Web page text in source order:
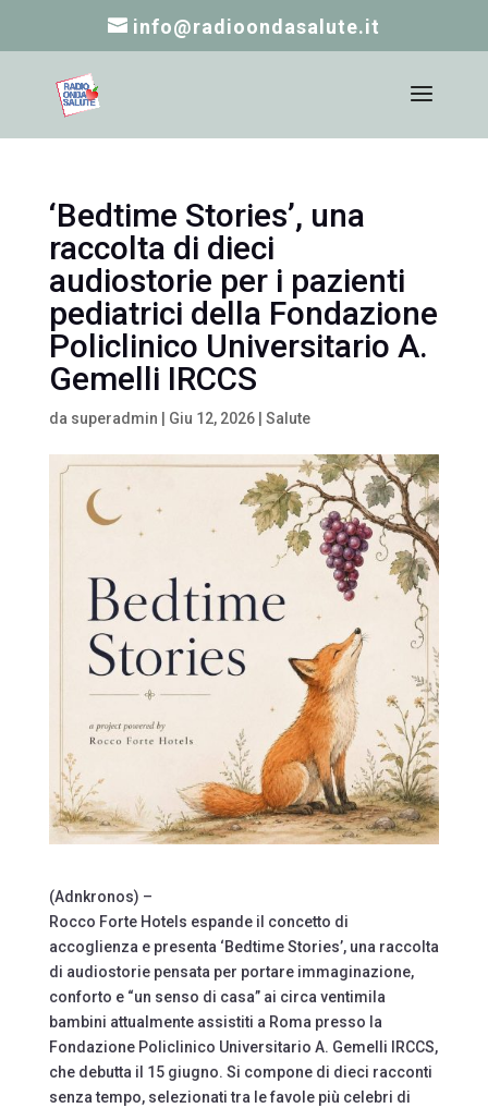
info@radioondasalute.it
‘Bedtime Stories’, una
raccolta di dieci
audiostorie per i pazienti
pediatrici della Fondazione
Policlinico Universitario A.
Gemelli IRCCS
da superadmin Giu 12, 2026| Salute
(Adnkronos) –
Rocco Forte Hotels espande il concetto di
accoglienza e presenta ‘Bedtime Stories’, una raccolta
di audiostorie pensata per portare immaginazione,
conforto e “un senso di casa” ai circa ventimila
bambini attualmente assistiti a Roma presso la
Fondazione Policlinico Universitario A. Gemelli IRCCS,
che debutta il 15 giugno. Si compone di dieci racconti
senza tempo, selezionati tra le favole più celebri di